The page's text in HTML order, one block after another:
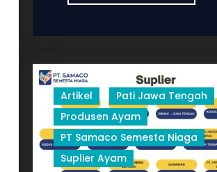
Produk
Artikel
Pati Jawa Tengah
Produsen Ayam
PT Samaco Semesta Niaga
Suplier Ayam